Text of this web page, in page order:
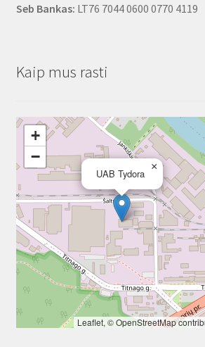
Seb Bankas: LT76 7044 0600 0770 4119
Kaip mus rasti
UAB Tydora
×
+
−
Leaflet, ©OpenStreetMap